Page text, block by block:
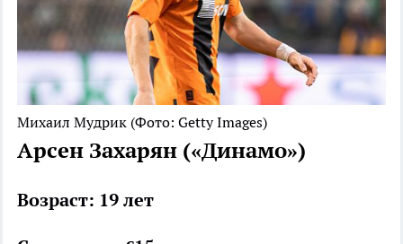
Михаил Мудрик (Фото: Getty Images)
Арсен Захарян («Динамо»)
Возраст: 19 лет